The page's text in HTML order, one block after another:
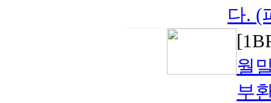
다. (
월
부